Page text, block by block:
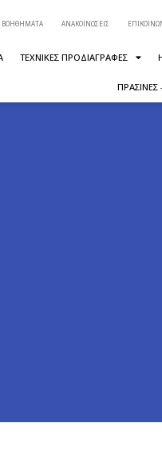
ΒΟΗΘΗΜΑΤΑ ΑΝΑΚΟΙΝΩΣΕΙΣ
ΤΕΧΝΙΚΕΣ ΠΡΟΔΙΑΓΡΑΦΕΣ